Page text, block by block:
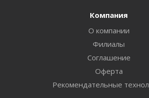
Компания
О компании
Филиалы
Соглашение
Оферта
Рекомендательные